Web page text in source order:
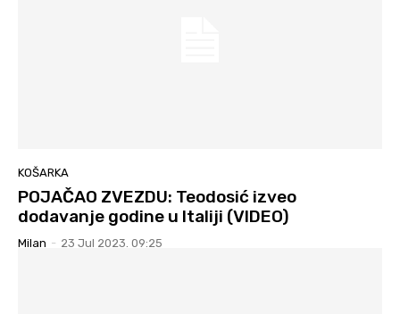
KOŠARKA
POJAČAO ZVEZDU: Teodosić izveo
dodavanje godine u Italiji (VIDEO)
Milan - 23 Jul 2023. 09:25